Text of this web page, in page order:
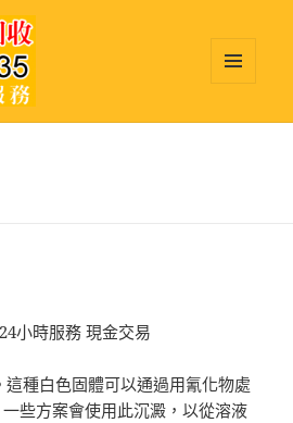
小時服務 現金交易
種白色固體可以通過用氰化物處
些方案會使用此沉澱，以從溶液